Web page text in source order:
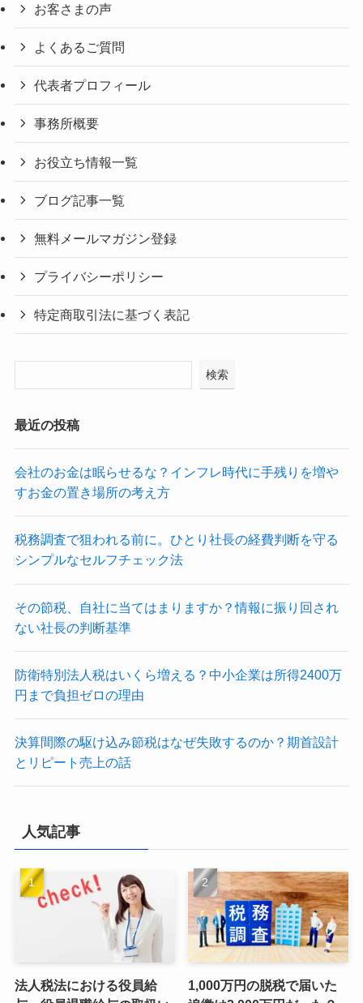
お客さまの声
よくあるご質問
代表者プロフィール
事務所概要
お役立ち情報一覧
ブログ記事一覧
無料メールマガジン登録
プライバシーポリシー
特定商取引法に基づく表記
検索
最近の投稿
会社のお金は眠らせるな？インフレ時代に手残りを増や
すお金の置き場所の考え方
税務調査で狙われる前に。ひとり社長の経費判断を守る
シンプルなセルフチェック法
その節税、自社に当てはまりますか？情報に振り回され
ない社長の判断基準
防衛特別法人税はいくら増える？中小企業は所得2400万
円まで負担ゼロの理由
決算間際の駆け込み節税はなぜ失敗するのか？期首設計
とリピート売上の話
人気記事
法人税法における役員給
1,000万円の脱税で届いた